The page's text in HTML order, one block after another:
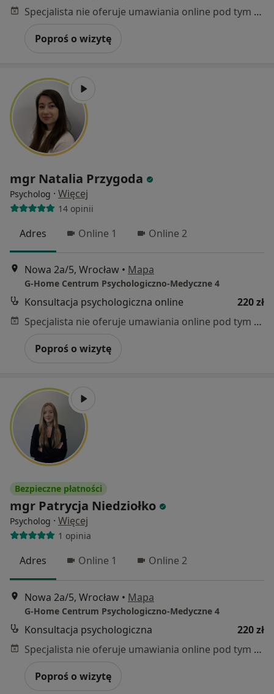
Specjalista nie oferuje umawiania online pod tym adresem.
Poproś o wizytę
mgr Natalia Przygoda
Psycholog · Więcej
14 opinii
Adres Online 1 Online 2
Nowa 2a/5, Wrocław • Mapa
G-Home Centrum Psychologiczno-Medyczne 4
Konsultacja psychologiczna online
220 zł
Specjalista nie oferuje umawiania online pod tym adresem.
Poproś o wizytę
Bezpieczne płatności
mgr Patrycja Niedziołko
Psycholog · Więcej
1 opinia
Adres Online 1 Online 2
Nowa 2a/5, Wrocław • Mapa
G-Home Centrum Psychologiczno-Medyczne 4
Konsultacja psychologiczna
220 zł
Specjalista nie oferuje umawiania online pod tym adresem.
Poproś o wizytę